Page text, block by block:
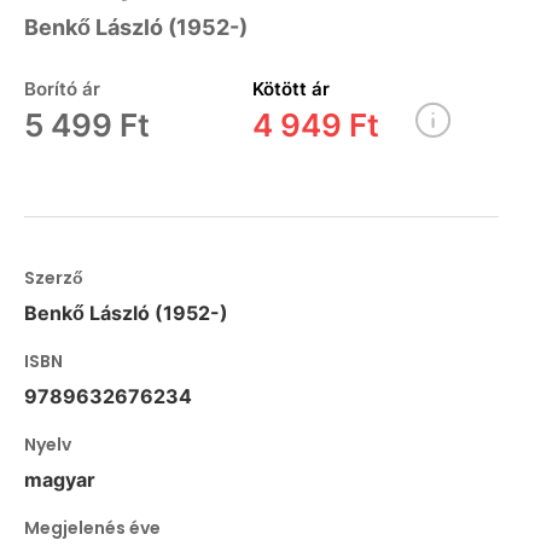
Benkő László (1952-)
Borító ár
5 499 Ft
Kötött ár
4 949 Ft
Szerző
Benkő László (1952-)
ISBN
9789632676234
Nyelv
magyar
Megjelenés éve